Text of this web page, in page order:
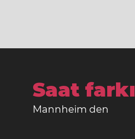
Saat farkı
Mannheim den